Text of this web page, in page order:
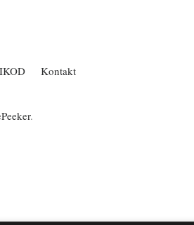
Kontakt
.